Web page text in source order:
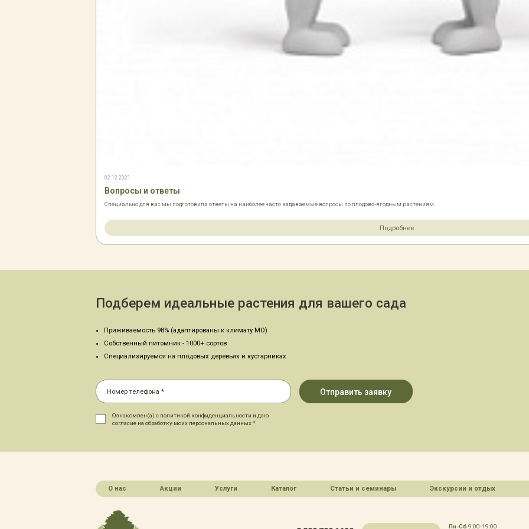
02.12.2021
Вопросы и ответы
Специально для вас мы подготовила ответы на наиболее часто задаваемые вопросы по плодово-ягодным растениям.
Подробнее
Подберем идеальные растения для вашего сада
Приживаемость 98% (адаптированы к климату МО)
Собственный питомник - 1000+ сортов
Специализируемся на плодовых деревьях и кустарниках
Ознакомлен(а) с политикой конфиденциальности и даю
согласие на обработку моих персональных данных *
О нас Акции Услуги Каталог Статьи и семинары Экскурсии и отдых
Пн-Сб 9:00-19:00